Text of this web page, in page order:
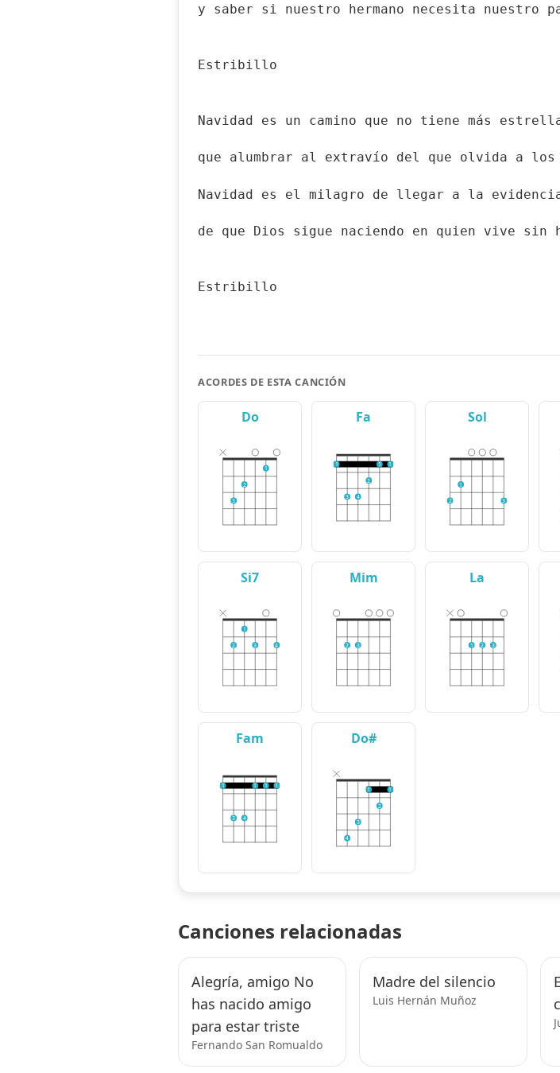
y saber si nuestro hermano necesita nuestro
Estribillo
Navidad es un camino que no tiene más
que alumbrar al extravío del que olvida a los
Navidad es el milagro de llegar a la
de que Dios sigue naciendo en quien vive sin
Estribillo
ACORDES DE ESTA CANCIÓN
Do
3
2
1
Fa
1
3 4
2
1 1
Sol
2
1
3
Si7
2
1
3 4
Mim
2 3
La
1 2 3
Fam
1
3 4
1 1 1
Do#
4
3
1
2
1
Canciones relacionadas
Alegría, amigo No
has nacido amigo
para estar triste
Fernando San Romualdo
Madre del silencio
Luis Hernán Muñoz